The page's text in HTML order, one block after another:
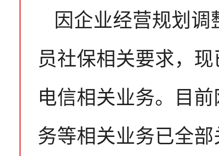
因企业经营规划
员社保相关要求，
电信相关业务。目
务等相关业务已全